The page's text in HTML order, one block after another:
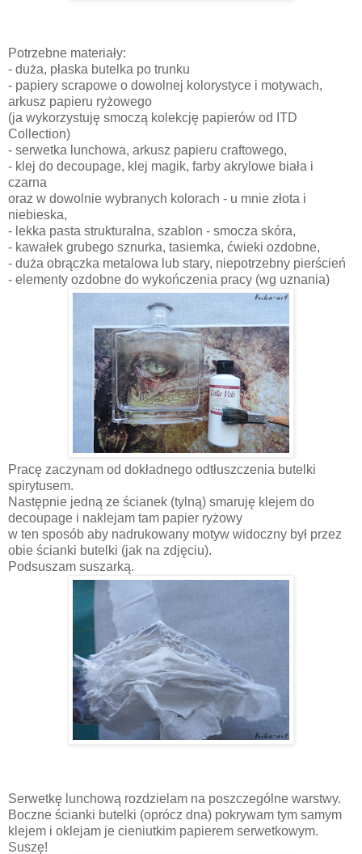
Potrzebne materiały:
- duża, płaska butelka po trunku
- papiery scrapowe o dowolnej kolorystyce i motywach,
arkusz papieru ryżowego
(ja wykorzystuję smoczą kolekcję papierów od ITD
Collection)
- serwetka lunchowa, arkusz papieru craftowego,
- klej do decoupage, klej magik, farby akrylowe biała i
czarna
oraz w dowolnie wybranych kolorach - u mnie złota i
niebieska,
- lekka pasta strukturalna, szablon - smocza skóra,
- kawałek grubego sznurka, tasiemka, ćwieki ozdobne,
- duża obrączka metalowa lub stary, niepotrzebny pierścień
- elementy ozdobne do wykończenia pracy (wg uznania)
Pracę zaczynam od dokładnego odtłuszczenia butelki
spirytusem.
Następnie jedną ze ścianek (tylną) smaruję klejem do
decoupage i naklejam tam papier ryżowy
w ten sposób aby nadrukowany motyw widoczny był przez
obie ścianki butelki (jak na zdjęciu).
Podsuszam suszarką.
Serwetkę lunchową rozdzielam na poszczególne warstwy.
Boczne ścianki butelki (oprócz dna) pokrywam tym samym
klejem i oklejam je cieniutkim papierem serwetkowym.
Suszę!